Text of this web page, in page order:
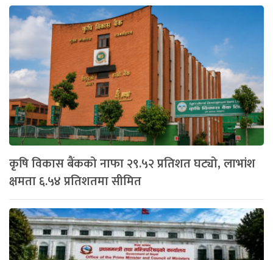
कृषि विकास बैंकको नाफा २९.५२ प्रतिशत घट्यो, लाभांश
क्षमता ६.५४ प्रतिशतमा सीमित